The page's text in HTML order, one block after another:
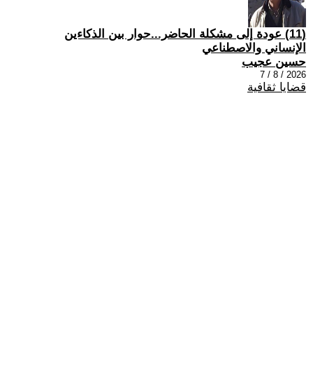
(11) عودة إلى مشكلة الحاضر...حوار بين الذكاءين
الإنساني والاصطناعي
حسين عجيب
2026 / 8 / 7
قضايا ثقافية